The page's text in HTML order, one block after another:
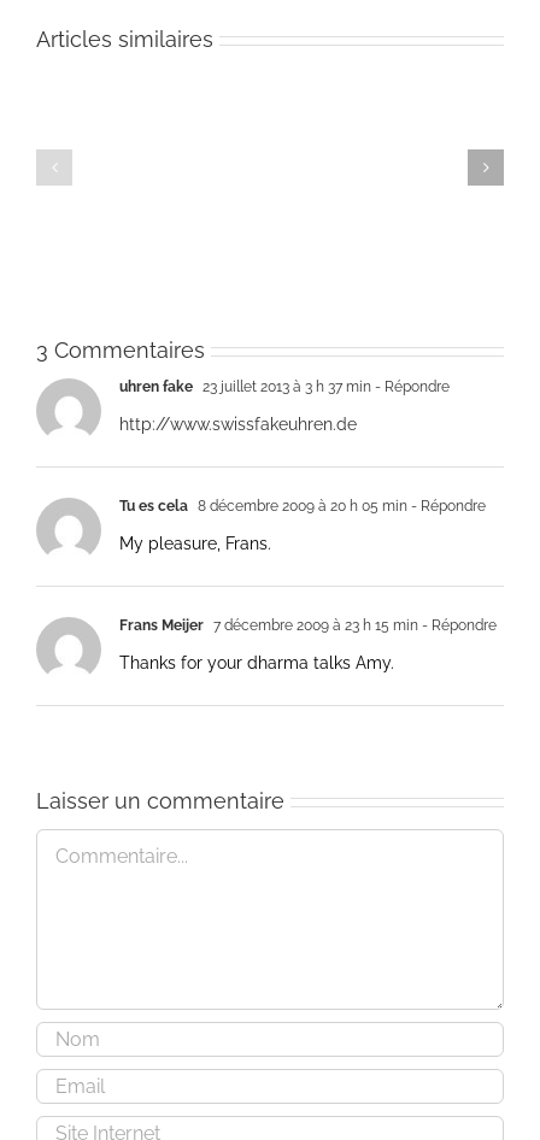
Articles similaires
in
3 Commentaires
uhren fake 23 juillet 2013 à 3 h 37 min - Répondre
http://www.swissfakeuhren.de
Tu es cela 8 décembre 2009 à 20 h 05 min - Répondre
My pleasure, Frans.
Frans Meijer 7 décembre 2009 à 23 h 15 min - Répondre
Thanks for your dharma talks Amy.
Laisser un commentaire
Commentaire